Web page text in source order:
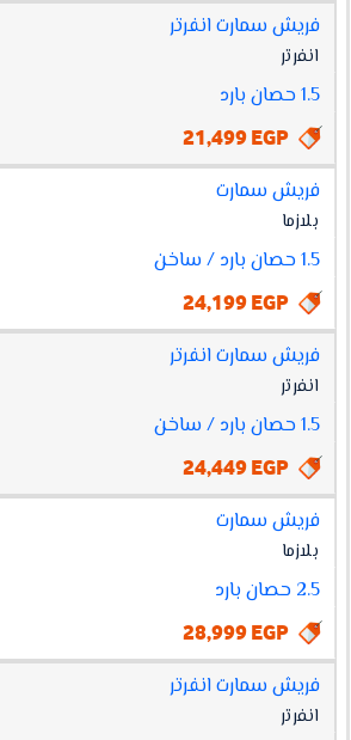
فريش سمارت انفرتر
انفرتر
1.5 حصان بارد
21,499 EGP
فريش سمارت
بلازما
1.5 حصان بارد / ساخن
24,199 EGP
فريش سمارت انفرتر
انفرتر
1.5 حصان بارد / ساخن
24,449 EGP
فريش سمارت
بلازما
2.5 حصان بارد
28,999 EGP
فريش سمارت انفرتر
انفرتر